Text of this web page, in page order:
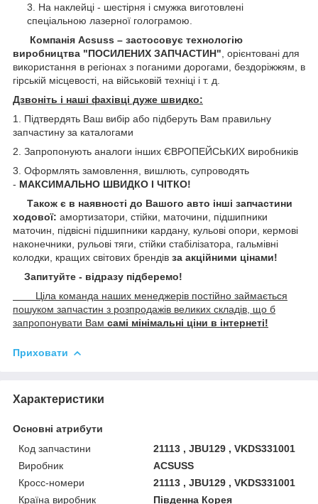
На наклейці - шестірня і смужка виготовлені
спеціальною лазерної голограмою.
Компанія Acsuss – застосовує технологію
виробництва "ПОСИЛЕНИХ ЗАПЧАСТИН" , орієнтовані для
використання в регіонах з поганими дорогами, бездоріжжям, в
гірській місцевості, на військовій техніці і т. д.
Дзвоніть і наші фахівці дуже швидко:
1. Підтвердять Ваш вибір або підберуть Вам правильну
запчастину за каталогами
2. Запропонують аналоги інших ЄВРОПЕЙСЬКИХ виробників
3. Оформлять замовлення, вишлють, супроводять
- МАКСИМАЛЬНО ШВИДКО І ЧІТКО!
Також є в наявності до Вашого авто інші запчастини
ходової: амортизатори, стійки, маточини, підшипники
маточин, підвісні підшипники кардану, кульові опори, кермові
наконечники, рульові тяги, стійки стабілізатора, гальмівні
колодки, кращих світових брендів за акційними цінами!
Запитуйте - відразу підберемо!
Ціла команда наших менеджерів постійно займається
пошуком запчастин з розпродажів великих складів, що б
запропонувати Вам самі мінімальні ціни в інтернеті!
Приховати
Характеристики
Основні атрибути
Код запчастини
21113 , JBU129 , VKDS331001
Виробник
ACSUSS
Кросс-номери
21113 , JBU129 , VKDS331001
Країна виробник
Південна Корея